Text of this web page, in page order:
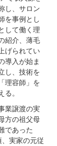
し、サロン
を事例とし
して働く理
紹介、薄毛
げられてい
導入が始ま
し、技術を
理容師」を
。
業譲渡の実
方の祖父母
であった
実家の元従